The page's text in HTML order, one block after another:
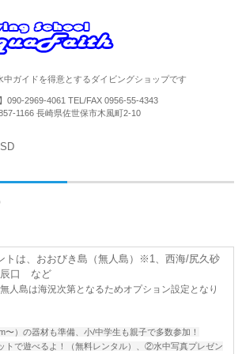
中ガイドを得意とするダイビングショップです
090-2969-4061 TEL/FAX 0956-55-4343
1166 長崎県佐世保市木風町2-10
トは、おおびき島（無人島）※1、西海/尻久砂
辰口 など
人島は海況次第となるためオプション設定となり
〜）の器材も準備、小/中学生も親子で多数参加！
で遊べるよ！（無料レンタル）、②水中写真プレゼン